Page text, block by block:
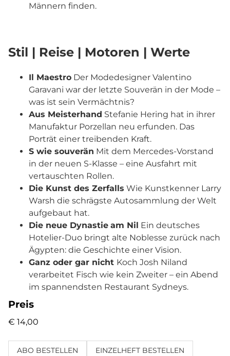
Männern finden.
Stil | Reise | Motoren | Werte
Il Maestro Der Modedesigner Valentino
Garavani war der letzte Souverän in der Mode –
was ist sein Vermächtnis?
Aus Meisterhand Stefanie Hering hat in ihrer
Manufaktur Porzellan neu erfunden. Das
Porträt einer treibenden Kraft.
S wie souverän Mit dem Mercedes-Vorstand
in der neuen S-Klasse – eine Ausfahrt mit
vertauschten Rollen.
Die Kunst des Zerfalls Wie Kunstkenner Larry
Warsh die schrägste Autosammlung der Welt
aufgebaut hat.
Die neue Dynastie am Nil Ein deutsches
Hotelier-Duo bringt alte Noblesse zurück nach
Ägypten: die Geschichte einer Vision.
Ganz oder gar nicht Koch Josh Niland
verarbeitet Fisch wie kein Zweiter – ein Abend
im spannendsten Restaurant Sydneys.
Preis
€ 14,00
ABO BESTELLEN EINZELHEFT BESTELLEN